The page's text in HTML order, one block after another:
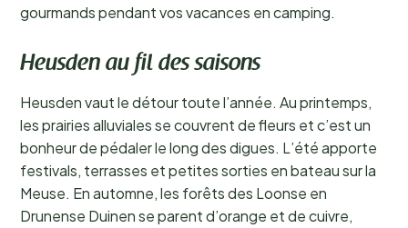
gourmands pendant vos vacances en camping.
Heusden au fil des saisons
Heusden vaut le détour toute l’année. Au printemps,
les prairies alluviales se couvrent de fleurs et c’est un
bonheur de pédaler le long des digues. L’été apporte
festivals, terrasses et petites sorties en bateau sur la
Meuse. En automne, les forêts des Loonse en
Drunense Duinen se parent d’orange et de cuivre,